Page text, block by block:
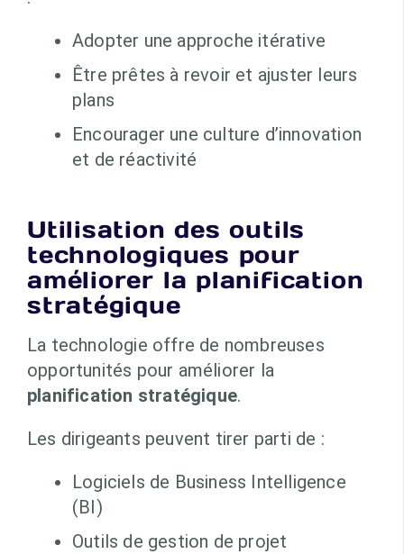
Adopter une approche itérative
Être prêtes à revoir et ajuster leurs
plans
Encourager une culture d’innovation
et de réactivité
Utilisation des outils
technologiques pour
améliorer la planification
stratégique
La technologie offre de nombreuses
opportunités pour améliorer la
planification stratégique.
Les dirigeants peuvent tirer parti de :
Logiciels de Business Intelligence
(BI)
Outils de gestion de projet